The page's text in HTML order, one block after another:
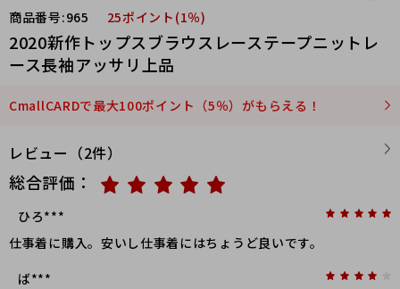
商品番号:965 25ポイント(1％)
2020新作トップスブラウスレーステープニットレ
ース長袖アッサリ上品
CmallCARDで最大100ポイント（5％）がもらえる！
レビュー（2件）
総合評価：
ひろ***
仕事着に購入。安いし仕事着にはちょうど良いです。
ば***